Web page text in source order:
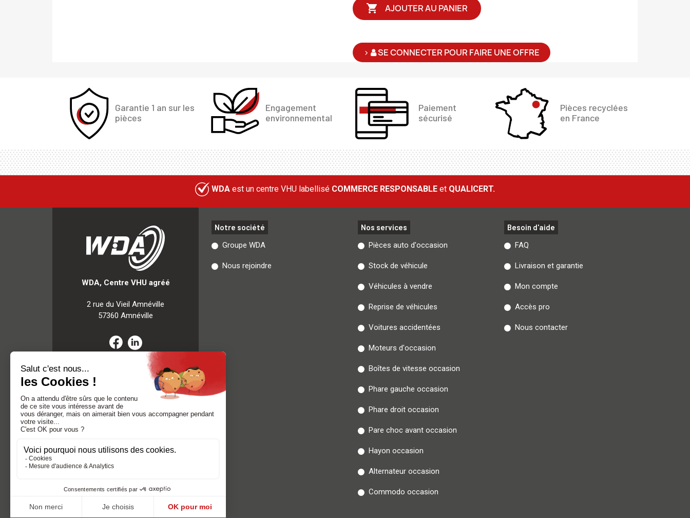
 AJOUTER AU PANIER
> SE CONNECTER POUR FAIRE UNE OFFRE
Garantie 1 an sur les
pièces
Engagement
environnemental
Paiement
sécurisé
Pièces recyclées
en France
WDA est un centre VHU labellisé COMMERCE RESPONSABLE et QUALICERT.
WDA, Centre VHU agréé
2 rue du Vieil Amnéville
57360 Amnéville
Notre société
Groupe WDA
Nous rejoindre
Nos services
Pièces auto d'occasion
Stock de véhicule
Véhicules à vendre
Reprise de véhicules
Voitures accidentées
Moteurs d'occasion
Boîtes de vitesse occasion
Phare gauche occasion
Phare droit occasion
Pare choc avant occasion
Hayon occasion
Alternateur occasion
Commodo occasion
Besoin d'aide
FAQ
Livraison et garantie
Mon compte
Accès pro
Nous contacter